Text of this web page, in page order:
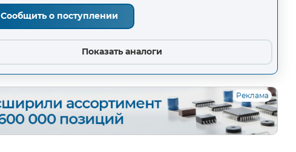
Сообщить о поступлении
Показать аналоги
Реклама